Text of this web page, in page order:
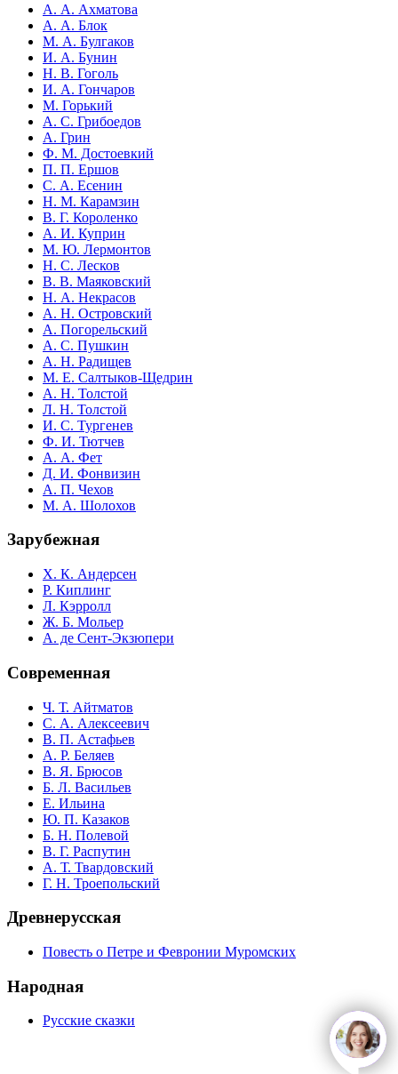
А. А. Ахматова
А. А. Блок
М. А. Булгаков
И. А. Бунин
Н. В. Гоголь
И. А. Гончаров
М. Горький
А. С. Грибоедов
А. Грин
Ф. М. Достоевкий
П. П. Ершов
С. А. Есенин
Н. М. Карамзин
В. Г. Короленко
А. И. Куприн
М. Ю. Лермонтов
Н. С. Лесков
В. В. Маяковский
Н. А. Некрасов
А. Н. Островский
А. Погорельский
А. С. Пушкин
А. Н. Радищев
М. Е. Салтыков-Щедрин
А. Н. Толстой
Л. Н. Толстой
И. С. Тургенев
Ф. И. Тютчев
А. А. Фет
Д. И. Фонвизин
А. П. Чехов
М. А. Шолохов
Зарубежная
Х. К. Андерсен
Р. Киплинг
Л. Кэрролл
Ж. Б. Мольер
А. де Сент-Экзюпери
Современная
Ч. Т. Айтматов
С. А. Алексеевич
В. П. Астафьев
А. Р. Беляев
В. Я. Брюсов
Б. Л. Васильев
Е. Ильина
Ю. П. Казаков
Б. Н. Полевой
В. Г. Распутин
А. Т. Твардовский
Г. Н. Троепольский
Древнерусская
Повесть о Петре и Февронии Муромских
Народная
Русские сказки
open